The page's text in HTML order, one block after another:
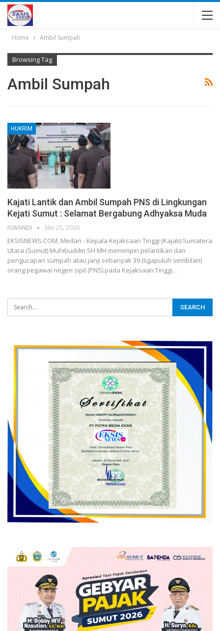
Home Ambil Sumpah
Browsing Tag
Ambil Sumpah
HUKRIM
Kajati Lantik dan Ambil Sumpah PNS di Lingkungan
Kejati Sumut : Selamat Bergabung Adhyaksa Muda
ISWANDI Mei 25, 2026
EKSISNEWS.COM, Medan - Kepala Kejaksaan Tinggi (Kajati) Sumatera
Utara (Sumut) Muhibuddin SH MH memimpin pelantikan dan
pengucapan sumpah atau janji sebanyak 39 (tigapuluh sembilan)
orang pegawai negeri sipil (PNS) pada Kejaksaan Tinggi…